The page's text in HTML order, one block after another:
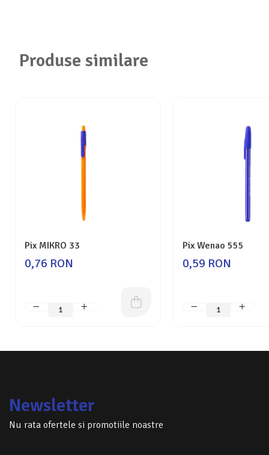
Produse similare
Pix MIKRO 33
0,76 RON
Pix Wenao 555
0,59 RON
Newsletter
Nu rata ofertele si promotiile noastre